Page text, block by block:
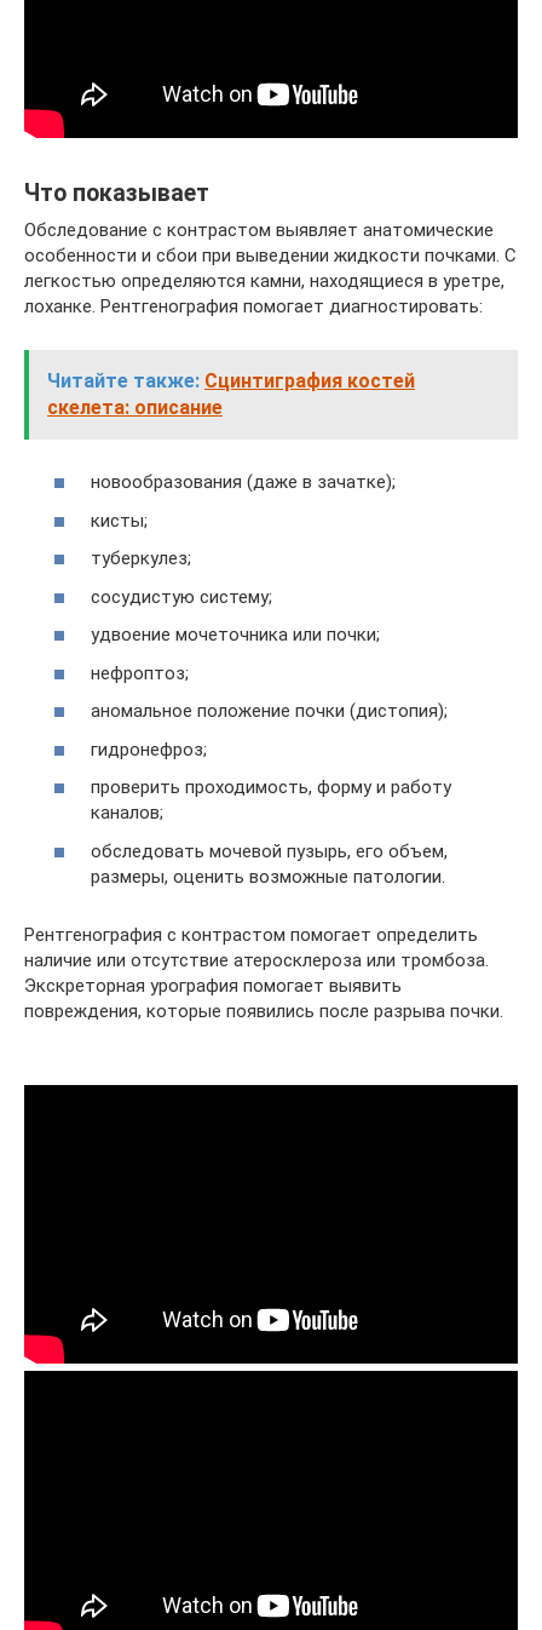
Что показывает
Обследование с контрастом выявляет анатомические
особенности и сбои при выведении жидкости почками. С
легкостью определяются камни, находящиеся в уретре,
лоханке. Рентгенография помогает диагностировать:
Читайте также: Сцинтиграфия костей
скелета: описание
новообразования (даже в зачатке);
кисты;
туберкулез;
сосудистую систему;
удвоение мочеточника или почки;
нефроптоз;
аномальное положение почки (дистопия);
гидронефроз;
проверить проходимость, форму и работу
каналов;
обследовать мочевой пузырь, его объем,
размеры, оценить возможные патологии.
Рентгенография с контрастом помогает определить
наличие или отсутствие атеросклероза или тромбоза.
Экскреторная урография помогает выявить
повреждения, которые появились после разрыва почки.